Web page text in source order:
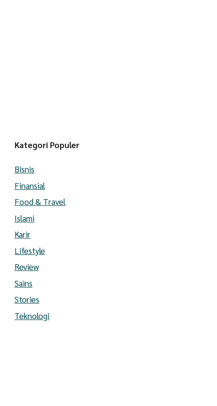
Kategori Populer
Bisnis
Finansial
Food & Travel
Islami
Karir
Lifestyle
Review
Sains
Stories
Teknologi